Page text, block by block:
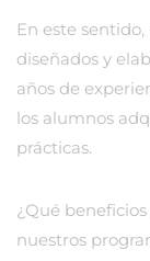
En este
diseñados y
años de
los alumnos
prácticas.
¿Qué
nuestros